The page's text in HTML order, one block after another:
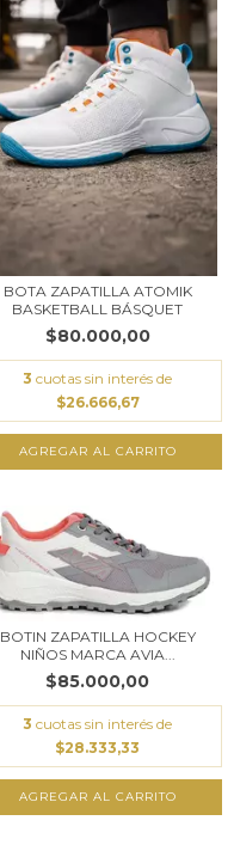
BOTA ZAPATILLA ATOMIK
BASKETBALL BÁSQUET
$80.000,00
3 cuotas sin interés de
$26.666,67
AGREGAR AL CARRITO
BOTIN ZAPATILLA HOCKEY
NIÑOS MARCA AVIA...
$85.000,00
3 cuotas sin interés de
$28.333,33
AGREGAR AL CARRITO